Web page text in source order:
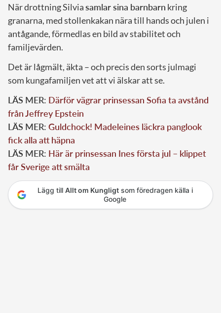
När drottning Silviasamlar sina barnbarn kring
granarna, med stollenkakan nära till hands och julen i
antågande, förmedlas en bild av stabilitet och
familjevärden.
Det är lågmält, äkta – och precis den sorts julmagi
som kungafamiljen vet att vi älskar att se.
LÄS MER: Därför vägrar prinsessan Sofia ta avstånd
från Jeffrey Epstein
LÄS MER: Guldchock! Madeleines läckra panglook
fick alla att häpna
LÄS MER: Här är prinsessan Ines första jul – klippet
får Sverige att smälta
Lägg till Allt om Kungligtsom föredragen källa i
Google